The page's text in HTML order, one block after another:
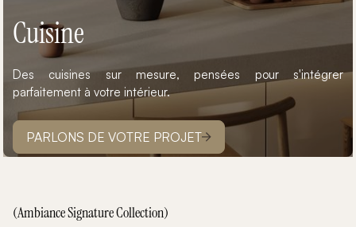
Cuisine
Des cuisines sur mesure, pensées pour s'intégrer
parfaitement à votre intérieur.
PARLONS DE VOTRE PROJET
(Ambiance Signature Collection)